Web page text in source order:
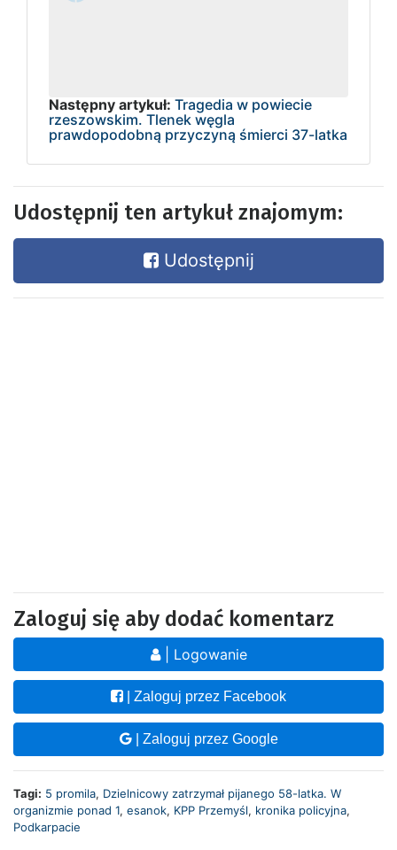
Następny artykuł: Tragedia w powiecie
rzeszowskim. Tlenek węgla
prawdopodobną przyczyną śmierci 37-latka
Udostępnij ten artykuł znajomym:
Udostępnij
Zaloguj się aby dodać komentarz
| Logowanie
| Zaloguj przez Facebook
| Zaloguj przez Google
Tagi: 5 promila, Dzielnicowy zatrzymał pijanego 58-latka. W
organizmie ponad 1, esanok, KPP Przemyśl, kronika policyjna,
Podkarpacie